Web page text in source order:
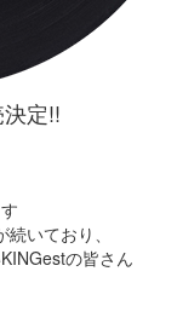
定!!
いており、
の皆さん